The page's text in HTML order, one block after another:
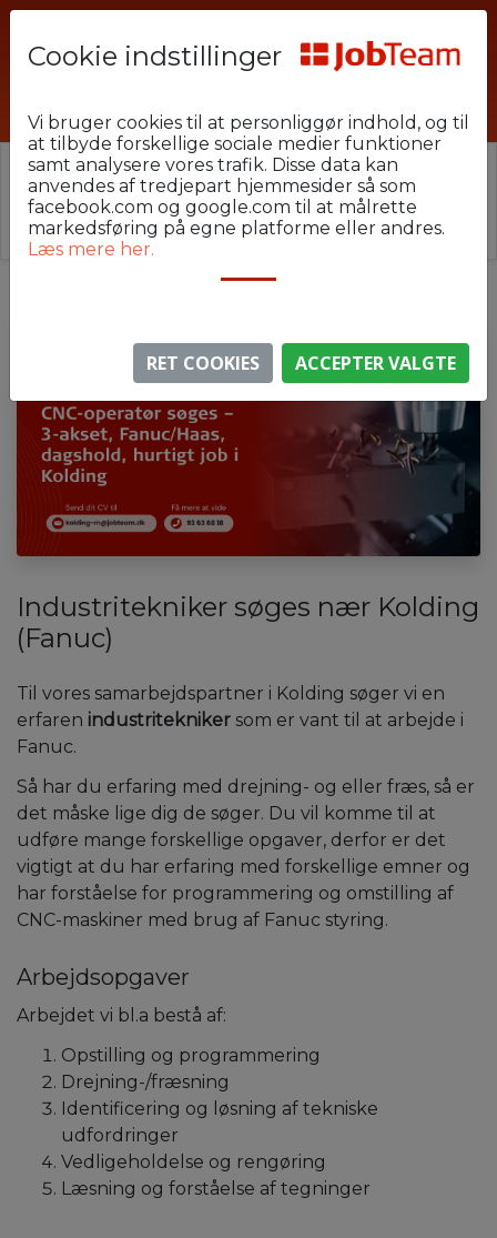
⚠️ Denne jobannonce er udløbet.
Stillingen er ikke længere aktiv, men du kan
lignende annoncer her.
Industritekniker søges nær Kolding
(Fanuc)
Til vores samarbejdspartner i Kolding søger vi en
erfaren industritekniker som er vant til at arbejde i
Fanuc.
Så har du erfaring med drejning- og eller fræs, så er
det måske lige dig de søger. Du vil komme til at
udføre mange forskellige opgaver, derfor er det
vigtigt at du har erfaring med forskellige emner og
har forståelse for programmering og omstilling af
CNC-maskiner med brug af Fanuc styring.
Arbejdsopgaver
Arbejdet vi bl.a bestå af:
Opstilling og programmering
Drejning-/fræsning
Identificering og løsning af tekniske
udfordringer
Vedligeholdelse og rengøring
Læsning og forståelse af tegninger
Cookie indstillinger
Vi bruger cookies til at personliggør indhold, og til
at tilbyde forskellige sociale medier funktioner
samt analysere vores trafik. Disse data kan
anvendes af tredjepart hjemmesider så som
facebook.com og google.com til at målrette
markedsføring på egne platforme eller andres.
Læs mere her.
RET COOKIES ACCEPTER VALGTE